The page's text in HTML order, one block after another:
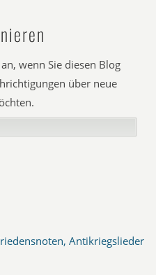
wenn Sie diesen Blog
über neue
Antikriegslieder